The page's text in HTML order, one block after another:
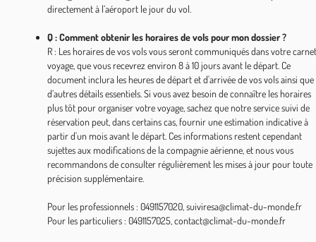
directement à l’aéroport le jour du vol.
Q : Comment obtenir les horaires de vols pour mon dossier ?
R : Les horaires de vos vols vous seront communiqués dans votre
voyage, que vous recevrez environ 8 à 10 jours avant le départ. Ce
document inclura les heures de départ et d'arrivée de vos vols ainsi que
d’autres détails essentiels. Si vous avez besoin de connaître les horaires
plus tôt pour organiser votre voyage, sachez que notre service suivi de
réservation peut, dans certains cas, fournir une estimation indicative à
partir d'un mois avant le départ. Ces informations restent cependant
sujettes aux modifications de la compagnie aérienne, et nous vous
recommandons de consulter régulièrement les mises à jour pour toute
précision supplémentaire.
Pour les professionnels : 0491157020, suiviresa@climat-du-monde.fr
Pour les particuliers : 0491157025, contact@climat-du-monde.fr